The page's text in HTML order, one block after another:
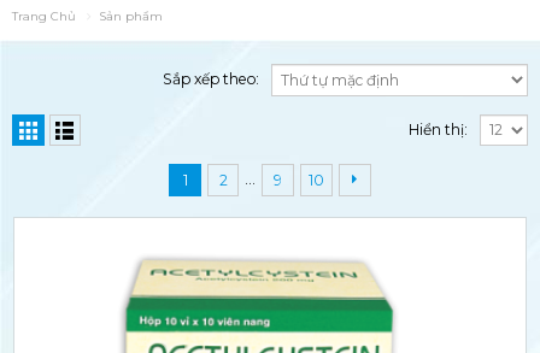
Trang Chủ Sản phẩm
Sắp xếp theo:
Hiển thị:
1 2 … 9 10